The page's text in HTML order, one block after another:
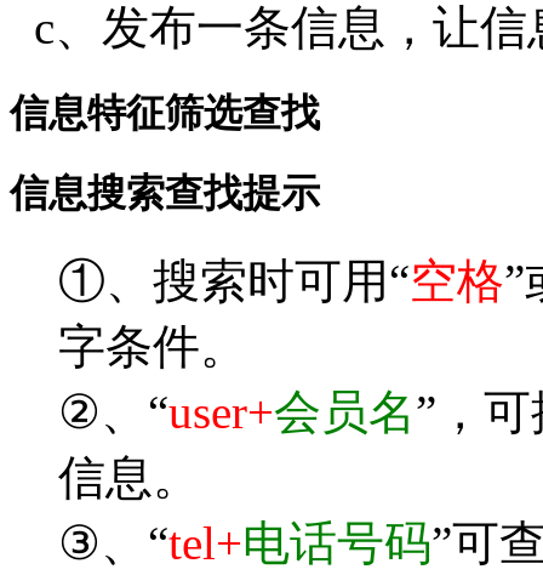
c、发布一条信息，让
信息特征筛选查找
信息搜索查找提示
①、搜索时可用“空格”
字条件。
②、“user+会员名”，
信息。
③、“tel+电话号码”可